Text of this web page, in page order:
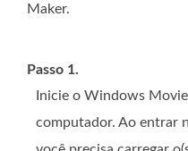
Maker.
Passo 1.
Inicie o Windows
computador. Ao entrar